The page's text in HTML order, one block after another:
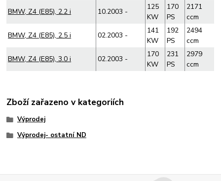
BMW, Z4 (E85), 2.2 i
10.2003 -
125
KW
170
PS
2171
ccm
BMW, Z4 (E85), 2.5 i
02.2003 -
141
KW
192
PS
2494
ccm
BMW, Z4 (E85), 3.0 i
02.2003 -
170
KW
231
PS
2979
ccm
Zboží zařazeno v kategoriích
Výprodej
Výprodej- ostatní ND